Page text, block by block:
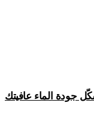
جودة الماء عافيتك